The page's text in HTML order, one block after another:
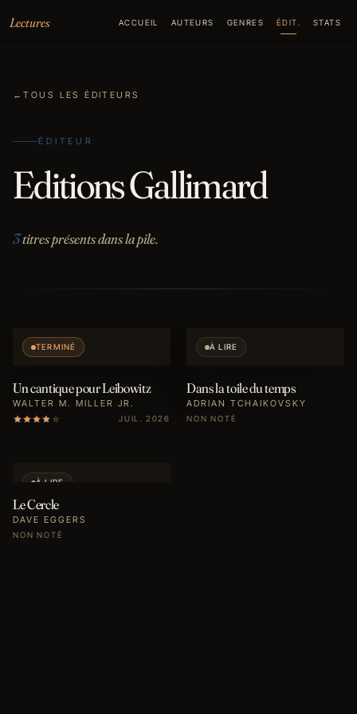
Lectures
ACCUEIL AUTEURS GENRES ÉDIT. STATS
←TOUS LES ÉDITEURS
ÉDITEUR
Editions Gallimard
3titres présents dans la pile.
TERMINÉ
Un cantique pour Leibowitz
WALTER M. MILLER JR.
JUIL. 2026
À LIRE
Dans la toile du temps
ADRIAN TCHAIKOVSKY
NON NOTÉ
À LIRE
Le Cercle
DAVE EGGERS
NON NOTÉ